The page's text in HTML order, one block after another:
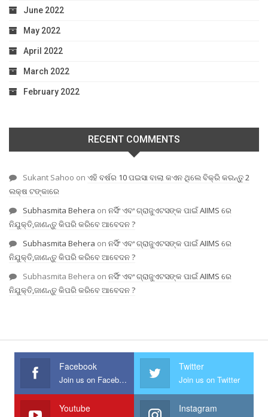
June 2022
May 2022
April 2022
March 2022
February 2022
RECENT COMMENTS
Sukant Sahoo on ଏହି ବର୍ଷର 10 ପଇସା ବାଲା କଏନ ଥିଲେ ବିକ୍ରି କରନ୍ତୁ 2
ଲକ୍ଷ ଟଙ୍କାରେ
Subhasmita Behera on ନର୍ସିଂ ଏବଂ ଗ୍ରାଜୁଏଟସଙ୍କ ପାଇଁ AIIMS ରେ
ନିଯୁକ୍ତି,ଜାଣନ୍ତୁ କିପରି କରିବେ ଆବେଦନ ?
Subhasmita Behera on ନର୍ସିଂ ଏବଂ ଗ୍ରାଜୁଏଟସଙ୍କ ପାଇଁ AIIMS ରେ
ନିଯୁକ୍ତି,ଜାଣନ୍ତୁ କିପରି କରିବେ ଆବେଦନ ?
Subhasmita Behera on ନର୍ସିଂ ଏବଂ ଗ୍ରାଜୁଏଟସଙ୍କ ପାଇଁ AIIMS ରେ
ନିଯୁକ୍ତି,ଜାଣନ୍ତୁ କିପରି କରିବେ ଆବେଦନ ?
Facebook
Join us on Facebook
Twitter
Join us on Twitter
Youtube Instagram